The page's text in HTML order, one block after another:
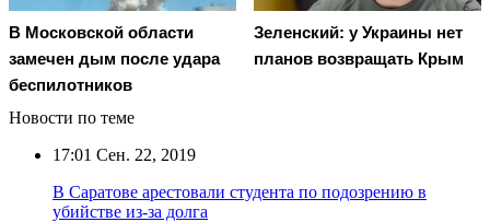
В Московской области
замечен дым после удара
беспилотников
Зеленский: у Украины нет
планов возвращать Крым
Новости по теме
17:01 Сен. 22, 2019
В Саратове арестовали студента по подозрению в
убийстве из-за долга